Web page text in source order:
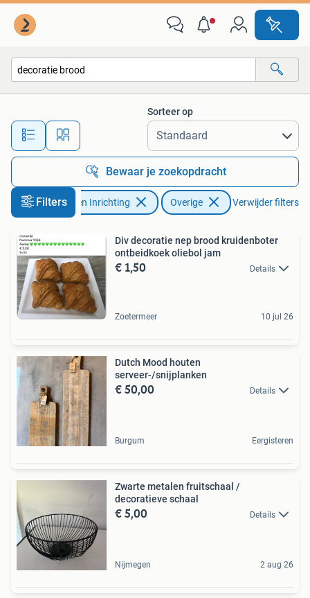
Alle afstanden…
Sorteer op
Bewaar je zoekopdracht
FiltersHuis en Inrichting Overige Verwijder filters
Div decoratie nep brood kruidenboter
ontbeidkoek oliebol jam
€ 1,50 Details
Zoetermeer 10 jul 26
Dutch Mood houten
serveer-/snijplanken
€ 50,00 Details
Burgum Eergisteren
Zwarte metalen fruitschaal /
decoratieve schaal
€ 5,00 Details
Nijmegen 2 aug 26